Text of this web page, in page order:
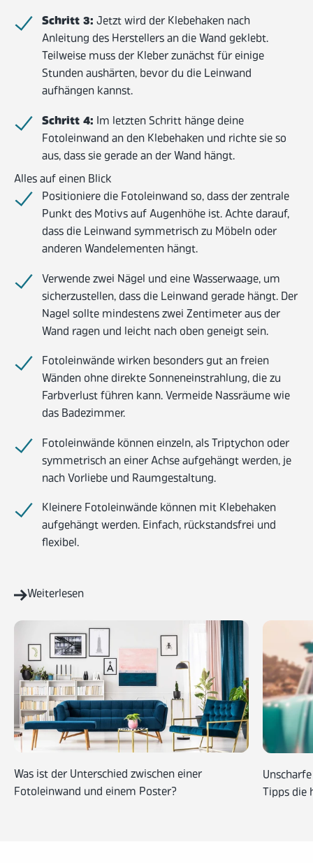
Schritt 3: Jetzt wird der Klebehaken nach
Anleitung des Herstellers an die Wand geklebt.
Teilweise muss der Kleber zunächst für einige
Stunden aushärten, bevor du die Leinwand
aufhängen kannst.
Schritt 4: Im letzten Schritt hänge deine
Fotoleinwand an den Klebehaken und richte sie so
aus, dass sie gerade an der Wand hängt.
Alles auf einen Blick
Positioniere die Fotoleinwand so, dass der zentrale
Punkt des Motivs auf Augenhöhe ist. Achte darauf,
dass die Leinwand symmetrisch zu Möbeln oder
anderen Wandelementen hängt.
Verwende zwei Nägel und eine Wasserwaage, um
sicherzustellen, dass die Leinwand gerade hängt. Der
Nagel sollte mindestens zwei Zentimeter aus der
Wand ragen und leicht nach oben geneigt sein.
Fotoleinwände wirken besonders gut an freien
Wänden ohne direkte Sonneneinstrahlung, die zu
Farbverlust führen kann. Vermeide Nassräume wie
das Badezimmer.
Fotoleinwände können einzeln, als Triptychon oder
symmetrisch an einer Achse aufgehängt werden, je
nach Vorliebe und Raumgestaltung.
Kleinere Fotoleinwände können mit Klebehaken
aufgehängt werden. Einfach, rückstandsfrei und
flexibel.
Weiterlesen
Was ist der Unterschied zwischen einer
Fotoleinwand und einem Poster?
Tipps die